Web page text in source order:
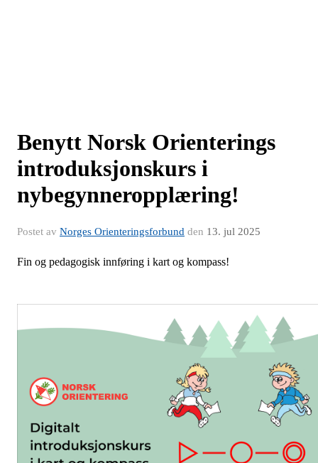
Benytt Norsk Orienterings
introduksjonskurs i
nybegynneropplæring!
Postet av Norges Orienteringsforbund den 13. jul 2025
Fin og pedagogisk innføring i kart og kompass!